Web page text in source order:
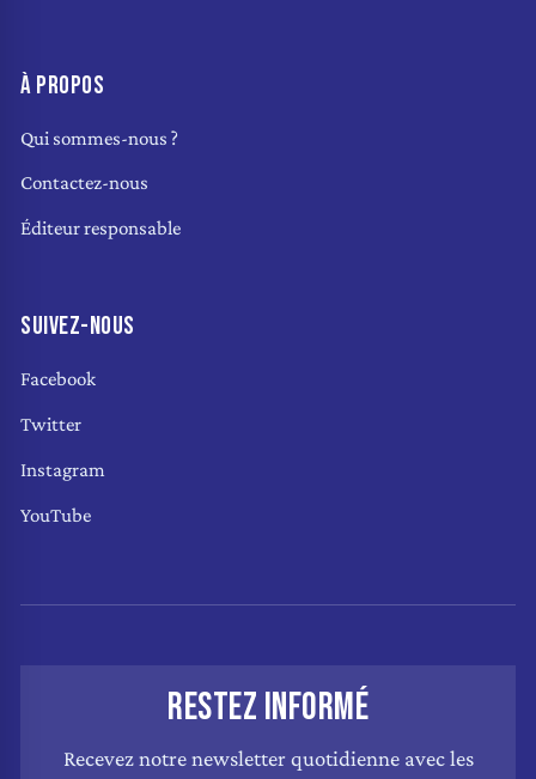
À PROPOS
Qui sommes-nous ?
Contactez-nous
Éditeur responsable
SUIVEZ-NOUS
Facebook
Twitter
Instagram
YouTube
RESTEZ INFORMÉ
Recevez notre newsletter quotidienne avec les